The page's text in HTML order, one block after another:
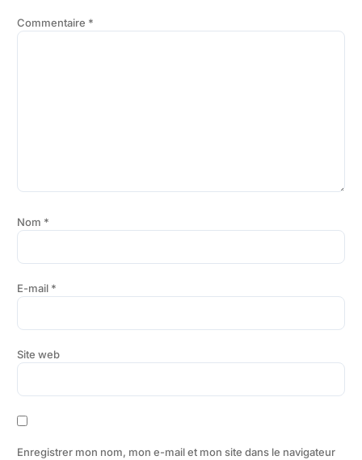
Commentaire *
Nom *
E-mail *
Site web
Enregistrer mon nom, mon e-mail et mon site dans le navigateur